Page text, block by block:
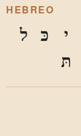
HEBREO
י כּ
ל
תּ